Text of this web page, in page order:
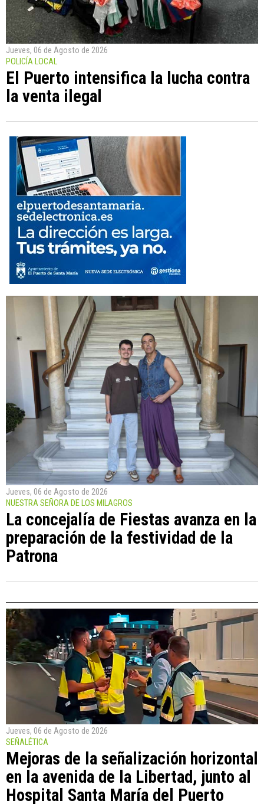
Jueves, 06 de Agosto de 2026
POLICÍA LOCAL
El Puerto intensifica la lucha contra
la venta ilegal
Jueves, 06 de Agosto de 2026
NUESTRA SEÑORA DE LOS MILAGROS
La concejalía de Fiestas avanza en la
preparación de la festividad de la
Patrona
Jueves, 06 de Agosto de 2026
SEÑALÉTICA
Mejoras de la señalización horizontal
en la avenida de la Libertad, junto al
Hospital Santa María del Puerto